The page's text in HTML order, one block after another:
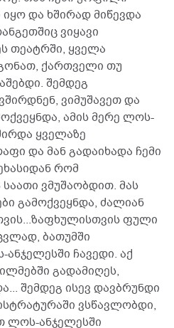
და ხშირად მიწევდა
ვიყავი
თეატრში, ყველა
ქართველი თუ
შემდეგ
ვიმუშავეთ და
ამის მერე ლოს-
ყველაზე
და მან გადაიხადა ჩემი
რომ
ვმუშაობდით. მას
გამოქვეყნდა, ძალიან
ფული
ბათუმში
ჩავედი. აქ
გადამიღეს,
შემდეგ ისევ დავბრუნდი
ვსწავლობდი,
ლოს-ანჯელესში